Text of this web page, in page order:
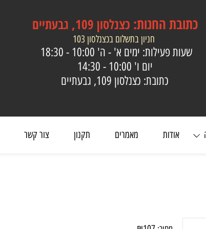
כתובתהחנות:כצנלסון 109, גבעתיים
חניון בתשלום בכצנלסון 103
שעות פעילות: ימים א' - ה' 10:00 - 18:30
יום ו'10:00 - 14:30
כתובת: כצנלסון 109, גבעתיים
אודות מאמרים תקנון צור קשר